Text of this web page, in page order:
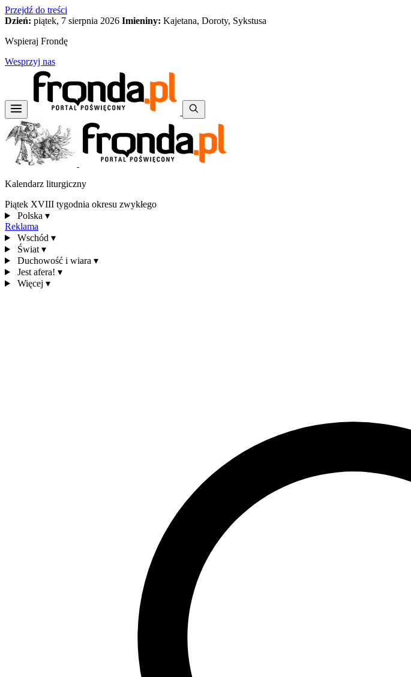
Przejdź do treści
Dzień: piątek, 7 sierpnia 2026 Imieniny: Kajetana, Doroty, Sykstusa
Wspieraj Frondę
Wesprzyj nas
Kalendarz liturgiczny
Piątek XVIII tygodnia okresu zwykłego
Polska ▾
Reklama
Wschód ▾
Świat ▾
Duchowość i wiara ▾
Jest afera! ▾
Więcej ▾